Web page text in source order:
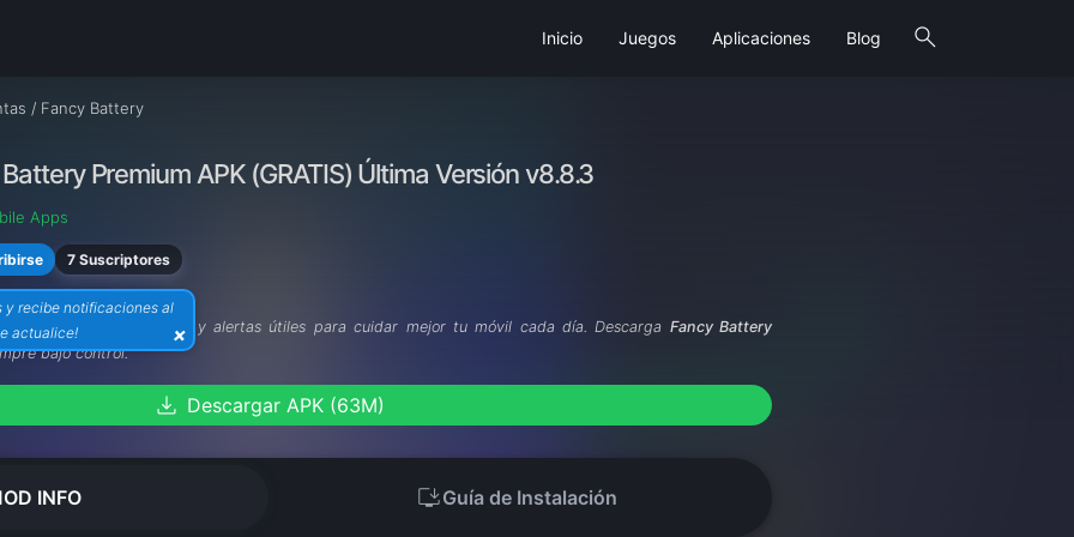
search
Inicio Juegos Aplicaciones Blog
/ Fancy Battery
Premium APK (GRATIS) Última Versión v8.8.3
Apps
7 Suscriptores
y recibe notificaciones al
actualice!
×
completas, datos claros y alertas útiles para cuidar mejor tu móvil cada día. Descarga Fancy Battery
bajo control.
download Descargar APK (63M)
INFO install_desktopGuía de Instalación